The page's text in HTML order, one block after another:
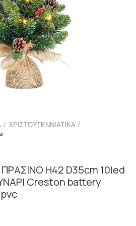
ΧΡΙΣΤΟΥΓΕΝΝΙΑΤΙΚΑ
H42 D35cm 10led
Creston battery